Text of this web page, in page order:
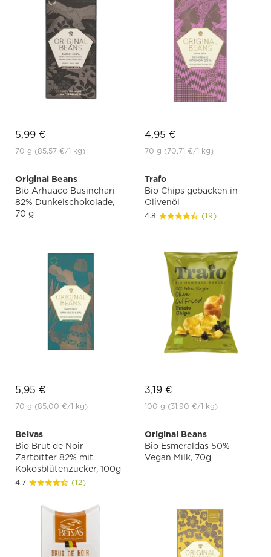
5,99 €
70 g (85,57 €/1 kg)
4,95 €
70 g (70,71 €/1 kg)
Original Beans
Bio Arhuaco Businchari
82% Dunkelschokolade,
70 g
5,95 €
70 g (85,00 €/1 kg)
Trafo
Bio Chips gebacken in
Olivenöl
4.8 (19)
3,19 €
100 g (31,90 €/1 kg)
Belvas
Bio Brut de Noir
Zartbitter 82% mit
Kokosblütenzucker, 100g
4.7 (12)
Original Beans
Bio Esmeraldas 50%
Vegan Milk, 70g